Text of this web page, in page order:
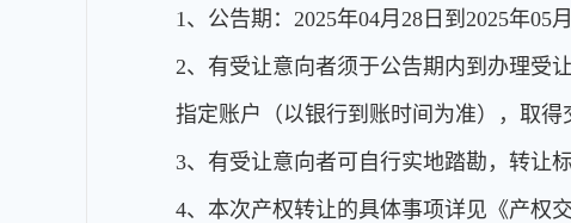
1、公告期：2025年04月28日到2025年05
2、有受让意向者须于公告期内到办理受
指定账户（以银行到账时间为准），取
3、有受让意向者可自行实地踏勘，转让
4、本次产权转让的具体事项详见《产权